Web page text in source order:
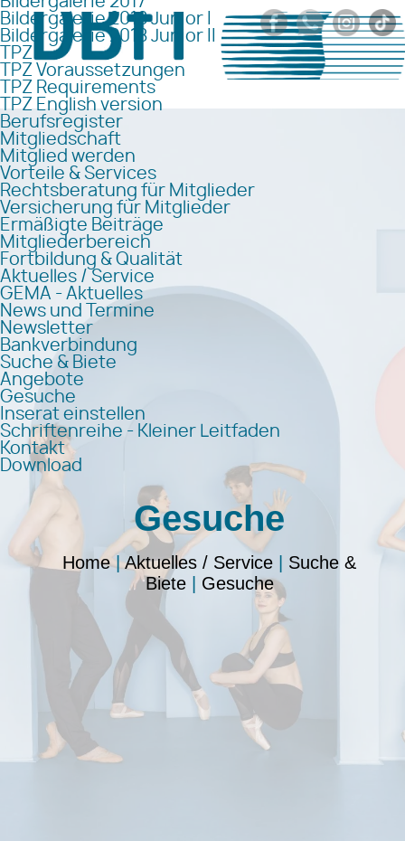
Bildergalerie 2018 Junior I
Bildergalerie 2018 Junior II
TPZ
TPZ Voraussetzungen
TPZ Requirements
TPZ English version
Berufsregister
Mitgliedschaft
Mitglied werden
Vorteile & Services
Rechtsberatung für Mitglieder
Versicherung für Mitglieder
Ermäßigte Beiträge
Mitgliederbereich
Fortbildung & Qualität
Aktuelles / Service
GEMA - Aktuelles
News und Termine
Newsletter
Bankverbindung
Suche & Biete
Angebote
Gesuche
Inserat einstellen
Schriftenreihe - Kleiner Leitfaden
Kontakt
Download
Gesuche
Home|Aktuelles / Service
Suche &
Biete| Gesuche